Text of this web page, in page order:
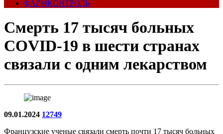
ФАРМКОНТРОЛЬ
Смерть 17 тысяч больных
COVID-19 в шести странах
связали с одним лекарством
09.01.2024 12749
Французские ученые связали смерть почти 17 тысяч больных